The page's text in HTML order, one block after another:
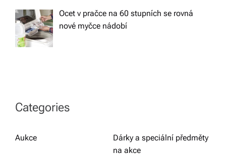
Ocet v pračce na 60 stupních se rovná
nové myčce nádobí
Categories
Aukce
Dárky a speciální předměty
na akce